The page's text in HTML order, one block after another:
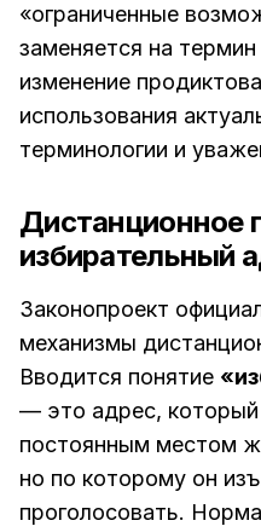
«ограниченные
заменяется на термин
изменение
использования
терминологии и
Дистанционное
избирательный
Законопроект
механизмы
Вводится понятие
— это адрес, который
постоянным местом
но по которому он
проголосовать.